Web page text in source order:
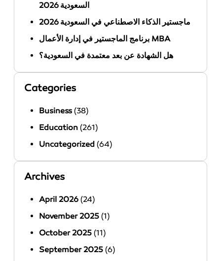
السعودية 2026
ماجستير الذكاء الاصطناعي في السعودية 2026
برنامج الماجستير في إدارة الأعمال MBA
هل الشهادة عن بعد معتمدة في السعودية؟
Categories
Business (38)
Education (261)
Uncategorized (64)
Archives
April 2026 (24)
November 2025 (1)
October 2025 (11)
September 2025 (6)